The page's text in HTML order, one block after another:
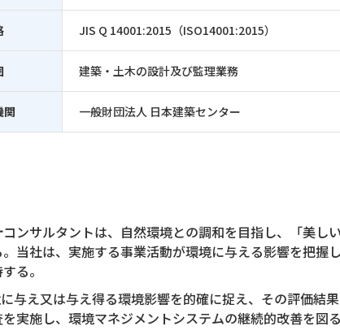
JIS Q 14001:2015（ISO14001:2015）
建築・土木の設計及び監理業務
関 一般財団法人 日本建築センター
ンサルタントは、自然環境との調和を目指し、「美
当社は、実施する事業活動が環境に与える影響を把
る。
与え又は与え得る環境影響を的確に捉え、その評価結
実施し、環境マネジメントシステムの継続的改善を図る